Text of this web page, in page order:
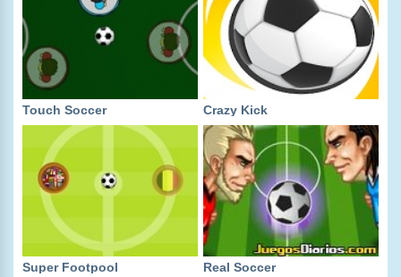
Touch Soccer Crazy Kick
Super Footpool Real Soccer